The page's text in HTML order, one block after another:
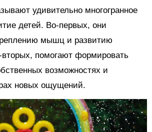
удивительно многогранное
детей. Во-первых, они
мышц и развитию
помогают формировать
возможностях и
новых ощущений.